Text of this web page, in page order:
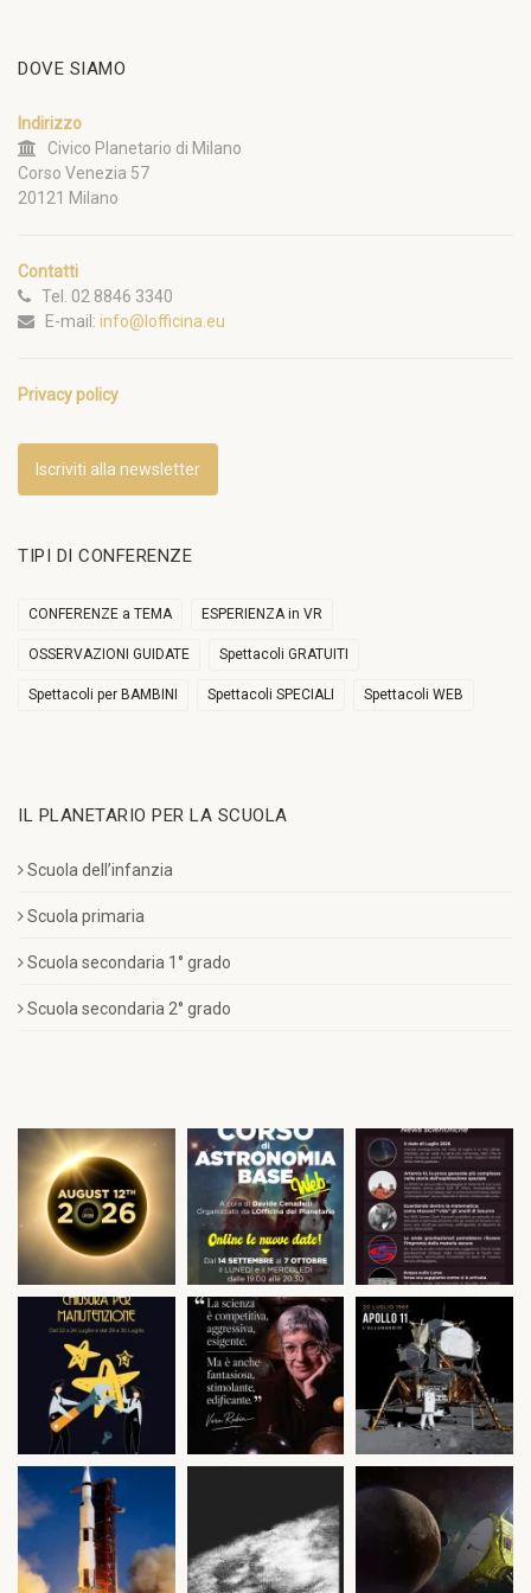
DOVE SIAMO
Indirizzo
Civico Planetario di Milano
Corso Venezia 57
20121 Milano
Contatti
Tel. 02 8846 3340
E-mail: info@lofficina.eu
Privacy policy
Iscriviti alla newsletter
TIPI DI CONFERENZE
CONFERENZE a TEMA ESPERIENZA in VR
OSSERVAZIONI GUIDATE Spettacoli GRATUITI
Spettacoli per BAMBINI Spettacoli SPECIALI Spettacoli WEB
IL PLANETARIO PER LA SCUOLA
Scuola dell’infanzia
Scuola primaria
Scuola secondaria 1° grado
Scuola secondaria 2° grado